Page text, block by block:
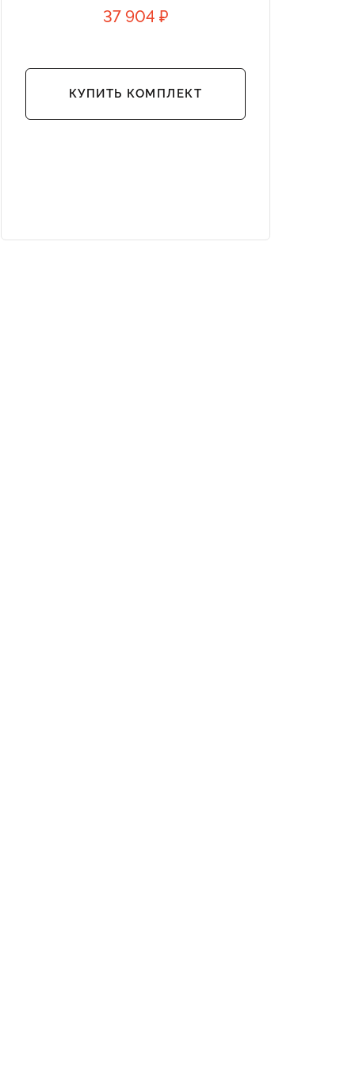
37 904 ₽
КУПИТЬ КОМПЛЕКТ